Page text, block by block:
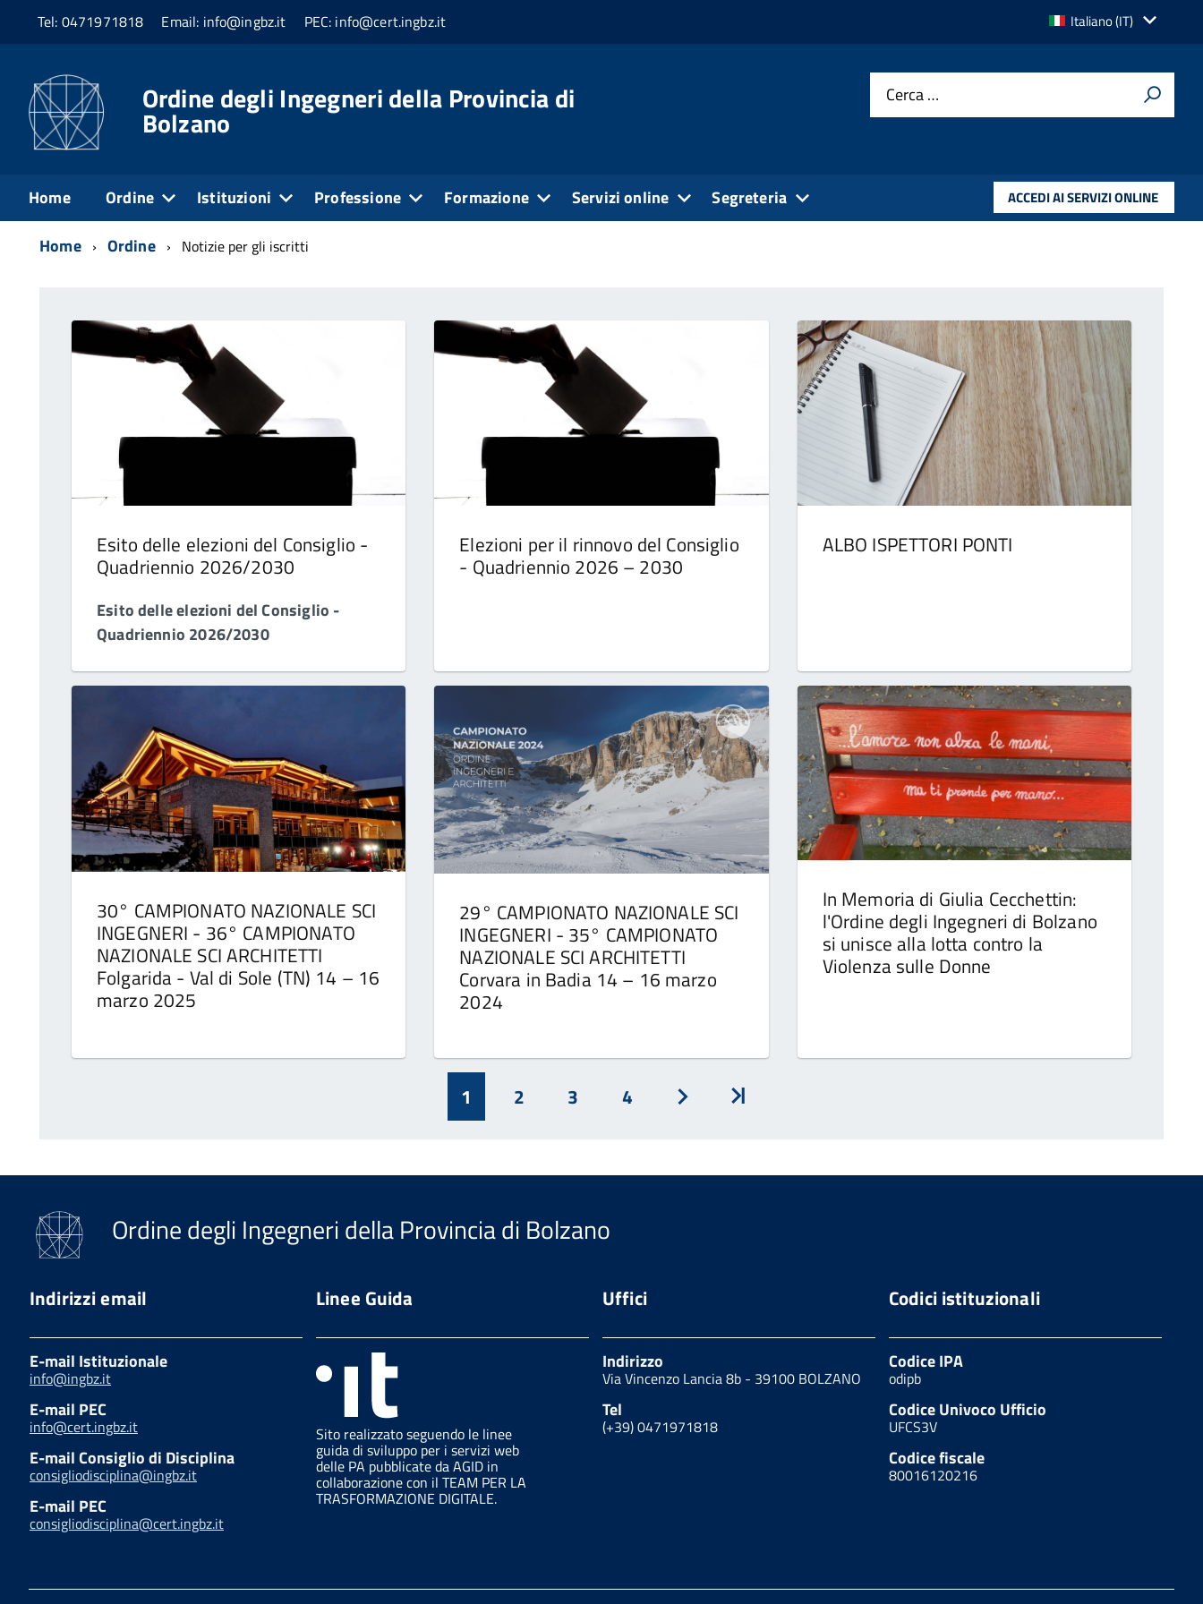
Tel: 0471971818 Email: info@ingbz.it PEC: info@cert.ingbz.it LinguaItaliano (IT)
Ordine degli Ingegneri della Provincia di
Bolzano
Cerca …
Home Ordine Istituzioni Professione Formazione Servizi online Segreteria ACCEDI AI SERVIZI ONLINE
Home Ordine Notizie per gli iscritti
Esito delle elezioni del Consiglio -
Quadriennio 2026/2030
Esito delle elezioni del Consiglio -
Quadriennio 2026/2030
Elezioni per il rinnovo del Consiglio
- Quadriennio 2026 – 2030
ALBO ISPETTORI PONTI
30° CAMPIONATO NAZIONALE SCI
INGEGNERI - 36° CAMPIONATO
NAZIONALE SCI ARCHITETTI
Folgarida - Val di Sole (TN) 14 – 16
marzo 2025
29° CAMPIONATO NAZIONALE SCI
INGEGNERI - 35° CAMPIONATO
NAZIONALE SCI ARCHITETTI
Corvara in Badia 14 – 16 marzo
2024
In Memoria di Giulia Cecchettin:
l'Ordine degli Ingegneri di Bolzano
si unisce alla lotta contro la
Violenza sulle Donne
1 2 3 4
Ordine degli Ingegneri della Provincia di Bolzano
Indirizzi email
E-mail Istituzionale
info@ingbz.it
E-mail PEC
info@cert.ingbz.it
E-mail Consiglio di Disciplina
consigliodisciplina@ingbz.it
E-mail PEC
consigliodisciplina@cert.ingbz.it
Linee Guida
Sito realizzato seguendo le linee
guida di sviluppo per i servizi web
delle PA pubblicate da AGID in
collaborazione con il TEAM PER LA
TRASFORMAZIONE DIGITALE.
Uffici
Indirizzo
Via Vincenzo Lancia 8b - 39100 BOLZANO
Tel
(+39) 0471971818
Codici istituzionali
Codice IPA
odipb
Codice Univoco Ufficio
UFCS3V
Codice fiscale
80016120216